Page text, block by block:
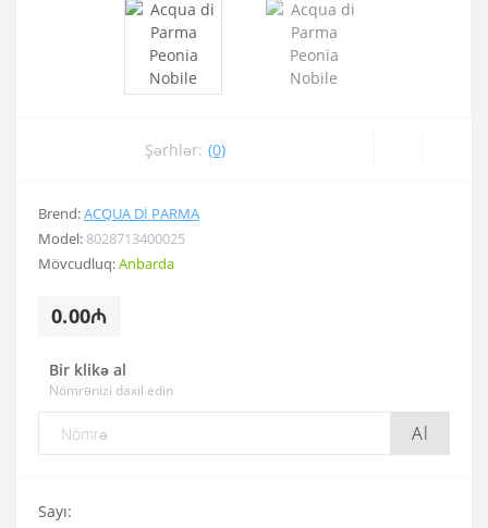
Şərhlər: (0)
Brend:ACQUA DI PARMA
Model: 8028713400025
Mövcudluq:Anbarda
0.00₼
Bir klikə al
Nömrənizi daxil edin
Al
Sayı: